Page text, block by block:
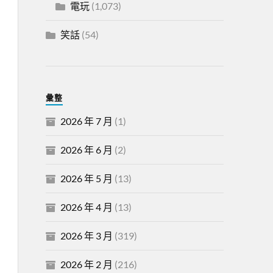
電玩(1,073)
笑話(54)
彙整
2026 年 7 月 (1)
2026 年 6 月 (2)
2026 年 5 月 (13)
2026 年 4 月 (13)
2026 年 3 月 (319)
2026 年 2 月 (216)